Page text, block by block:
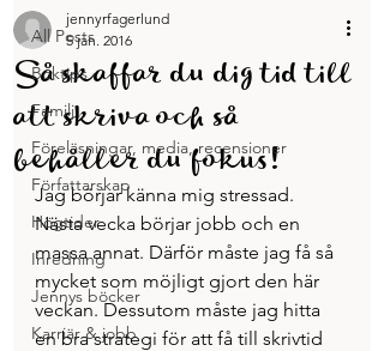
All Posts
Boktips
Familj
Föreläsningar, media, recensioner
Författarskap
Högtider
Inredning
Jennys böcker
Karriär & jobb
Så skaffar du dig tid till
att skriva och så
behåller du fokus!
jennyrfagerlund
5 jan. 2016
Jag börjar känna mig stressad.
Nästa vecka börjar jobb och en
massa annat. Därför måste jag få så
mycket som möjligt gjort den här
veckan. Dessutom måste jag hitta
en bra strategi för att få till skrivtid